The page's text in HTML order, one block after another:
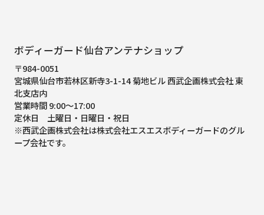
ボディーガード仙台アンテナショップ
〒984-0051
宮城県仙台市若林区新寺3-1-14 菊地ビル 西武企画株式会社 東
北支店内
営業時間 9:00～17:00
定休日 土曜日・日曜日・祝日
※西武企画株式会社は株式会社エスエスボディーガードのグル
ープ会社です。